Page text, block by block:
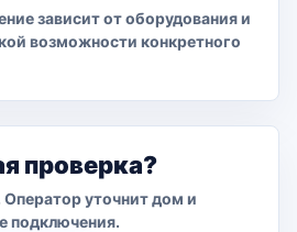
зависит от оборудования и
возможности конкретного
проверка?
уточнит дом и
подключения.